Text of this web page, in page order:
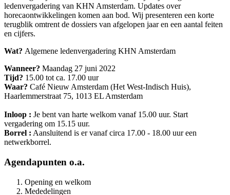
ledenvergadering van KHN Amsterdam. Updates over
horecaontwikkelingen komen aan bod. Wij presenteren een korte
terugblik omtrent de dossiers van afgelopen jaar en een aantal feiten
en cijfers.
Wat? Algemene ledenvergadering KHN Amsterdam
Wanneer? Maandag 27 juni 2022
Tijd? 15.00 tot ca. 17.00 uur
Waar? Café Nieuw Amsterdam (Het West-Indisch Huis),
Haarlemmerstraat 75, 1013 EL Amsterdam
Inloop : Je bent van harte welkom vanaf 15.00 uur. Start
vergadering om 15.15 uur.
Borrel : Aansluitend is er vanaf circa 17.00 - 18.00 uur een
netwerkborrel.
Agendapunten o.a.
Opening en welkom
Mededelingen